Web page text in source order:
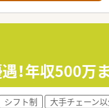
！年収500万
シフト制 大手チェーン